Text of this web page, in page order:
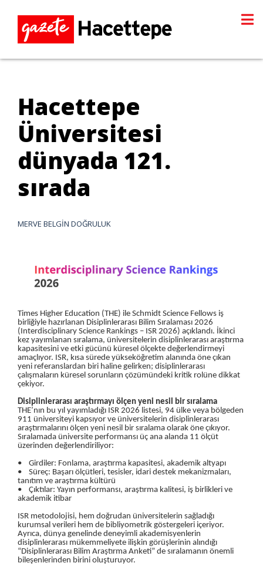
Hacettepe
Üniversitesi
dünyada 121.
sırada
MERVE BELGİN DOĞRULUK
Times Higher Education (THE) ile Schmidt Science Fellows iş
birliğiyle hazırlanan Disiplinlerarası Bilim Sıralaması 2026
(Interdisciplinary Science Rankings – ISR 2026) açıklandı. İkinci
kez yayımlanan sıralama, üniversitelerin disiplinlerarası araştırma
kapasitesini ve etki gücünü küresel ölçekte değerlendirmeyi
amaçlıyor. ISR, kısa sürede yükseköğretim alanında öne çıkan
yeni referanslardan biri haline gelirken; disiplinlerarası
çalışmaların küresel sorunların çözümündeki kritik rolüne dikkat
çekiyor.
Disiplinlerarası araştırmayı ölçen yeni nesil bir sıralama
THE’nın bu yıl yayımladığı ISR 2026 listesi, 94 ülke veya bölgeden
911 üniversiteyi kapsıyor ve üniversitelerin disiplinlerarası
araştırmalarını ölçen yeni nesil bir sıralama olarak öne çıkıyor.
Sıralamada üniversite performansı üç ana alanda 11 ölçüt
üzerinden değerlendiriliyor:
• Girdiler: Fonlama, araştırma kapasitesi, akademik altyapı
• Süreç: Başarı ölçütleri, tesisler, idari destek mekanizmaları,
tanıtım ve araştırma kültürü
• Çıktılar: Yayın performansı, araştırma kalitesi, iş birlikleri ve
akademik itibar
ISR metodolojisi, hem doğrudan üniversitelerin sağladığı
kurumsal verileri hem de bibliyometrik göstergeleri içeriyor.
Ayrıca, dünya genelinde deneyimli akademisyenlerin
disiplinlerarası mükemmeliyete ilişkin görüşlerinin alındığı
“Disiplinlerarası Bilim Araştırma Anketi” de sıralamanın önemli
bileşenlerinden birini oluşturuyor.